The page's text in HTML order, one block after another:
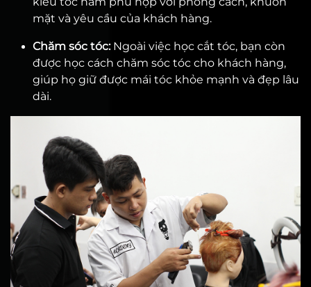
mặt và yêu cầu của khách hàng.
Chăm sóc tóc:Ngoài việc học cắt tóc, bạn còn
được học cách chăm sóc tóc cho khách hàng,
giúp họ giữ được mái tóc khỏe mạnh và đẹp lâu
dài.